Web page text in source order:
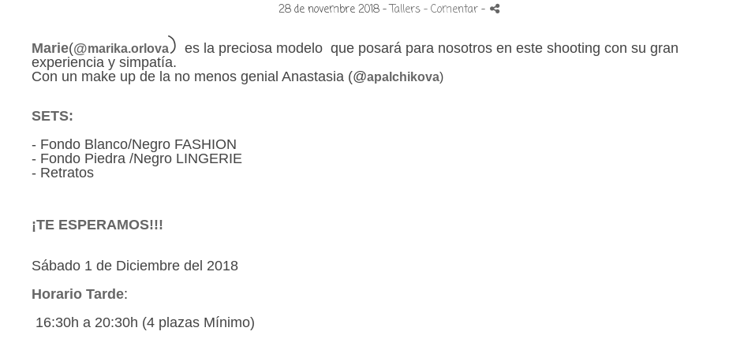
28 de novembre 2018 -Tallers- Comentar-
Marie(@marika.orlova) es la preciosa modelo que posará para nosotros en este shooting con su gran
experiencia y simpatía.
Con un make up de la no menos genial Anastasia (@apalchikova)
SETS:
- Fondo Blanco/Negro FASHION
- Fondo Piedra /Negro LINGERIE
- Retratos
¡TE ESPERAMOS!!!
Sábado 1 de Diciembre del 2018
Horario Tarde:
16:30h a 20:30h (4 plazas Mínimo)